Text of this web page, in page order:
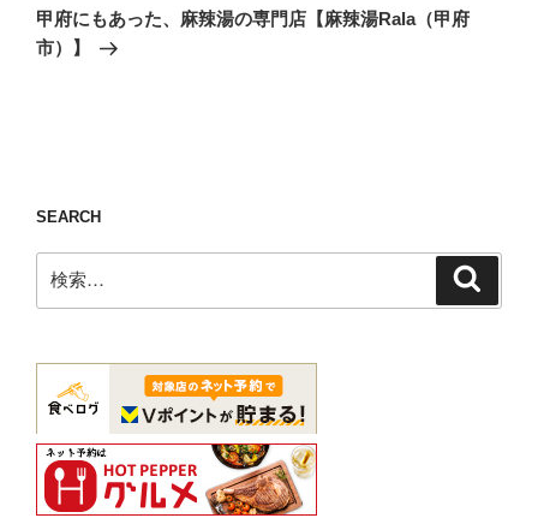
ー
シ
の
投
甲府にもあった、麻辣湯の専門店【麻辣湯Rala（甲府
市）】
SEARCH
索: